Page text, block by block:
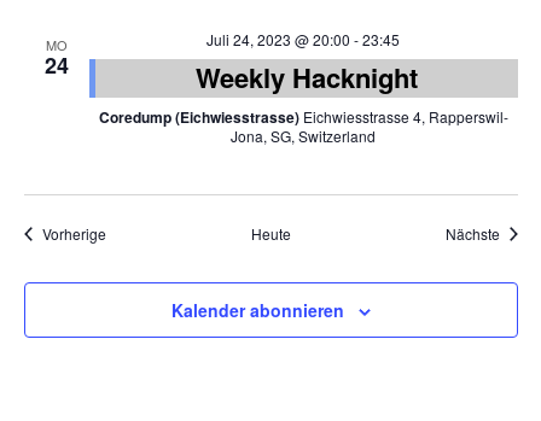
MO
24
Juli 24, 2023 @ 20:00 -23:45
Weekly Hacknight
Coredump (Eichwiesstrasse) Eichwiesstrasse 4, Rapperswil-
Jona, SG, Switzerland
VorherigeVeranstaltungen Heute Nächste
Kalender abonnieren